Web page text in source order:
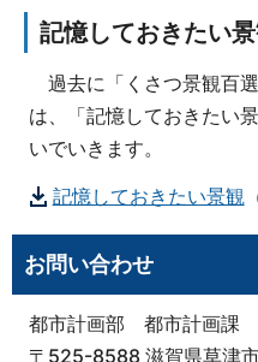
記憶しておきたい
過去に「くさつ景観百
は、「記憶しておきたい
いでいきます。
記憶しておきたい景観
お問い合わせ
都市計画部 都市計画課
〒525-8588 滋賀県草津